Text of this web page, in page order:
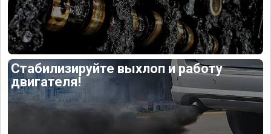
Стабилизируйте выхлоп и работу
двигателя!